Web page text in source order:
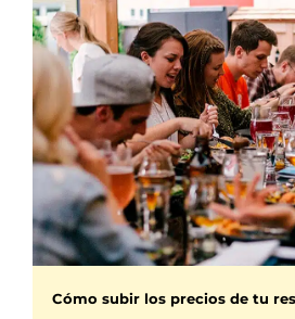
Cómo subir los precios de tu